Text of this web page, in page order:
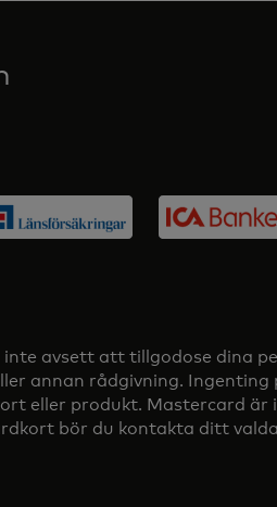
avsett att tillgodose dina
annan rådgivning.
eller produkt. Mastercard
bör du kontakta ditt